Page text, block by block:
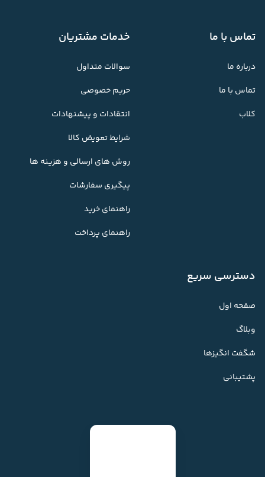
تماس با ما
درباره ما
تماس با ما
کلاب
خدمات مشتریان
سوالات متداول
حریم خصوصی
انتقادات و پیشنهادات
شرایط تعویض کالا
روش های ارسالی و هزینه ها
پیگیری سفارشات
راهنمای خرید
راهنمای پرداخت
دسترسی سریع
صفحه اول
وبلاگ
شگفت انگیزها
پشتیبانی